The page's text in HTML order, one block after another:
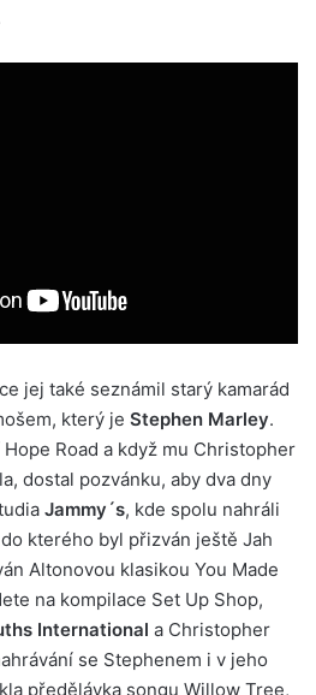
jej také seznámil starý kamarád
který je Stephen Marley.
Road a když mu Christopher
dostal pozvánku, aby dva dny
Jammy´s, kde spolu nahráli
kterého byl přizván ještě Jah
Altonovou klasikou You Made
na kompilace Set Up Shop,
International a Christopher
se Stephenem i v jeho
předělávka songu Willow Tree,